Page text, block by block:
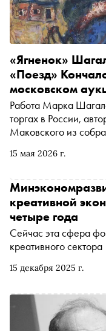
15 мая 2026 г.
«Ягненок»
«Поезд»
московском
Работа Марка
торгах в России,
Маковского из
Исаака Левитана —
общей стоимостью 2
15 декабря 2025 г.
креативной
четыре года
Сейчас эта сфера
креативного сектора